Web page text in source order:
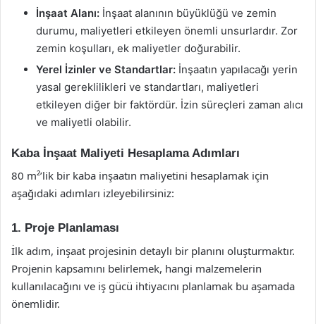
İnşaat Alanı: İnşaat alanının büyüklüğü ve zemin
durumu, maliyetleri etkileyen önemli unsurlardır. Zor
zemin koşulları, ek maliyetler doğurabilir.
Yerel İzinler ve Standartlar: İnşaatın yapılacağı yerin
yasal gereklilikleri ve standartları, maliyetleri
etkileyen diğer bir faktördür. İzin süreçleri zaman alıcı
ve maliyetli olabilir.
Kaba İnşaat Maliyeti Hesaplama Adımları
80 m²’lik bir kaba inşaatın maliyetini hesaplamak için
aşağıdaki adımları izleyebilirsiniz:
1. Proje Planlaması
İlk adım, inşaat projesinin detaylı bir planını oluşturmaktır.
Projenin kapsamını belirlemek, hangi malzemelerin
kullanılacağını ve iş gücü ihtiyacını planlamak bu aşamada
önemlidir.